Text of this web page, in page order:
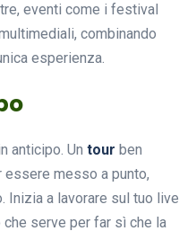
eventi come i festival
combinando
esperienza.
anticipo. Un tour ben
messo a punto,
Inizia a lavorare sul tuo live
serve per far sì che la